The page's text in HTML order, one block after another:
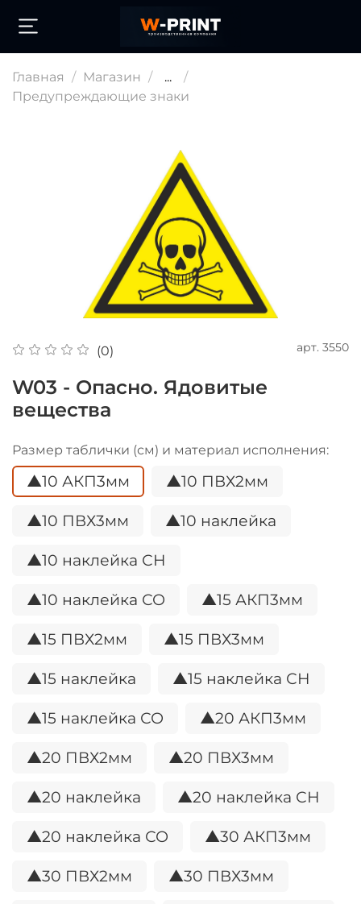
Главная Магазин
...
Предупреждающие знаки
(0) арт. 3550
W03 - Опасно. Ядовитые
вещества
Размер таблички (см) и материал исполнения:
▲10 АКП3мм ▲10 ПВХ2мм
▲10 ПВХ3мм ▲10 наклейка
▲10 наклейка СН
▲10 наклейка СО ▲15 АКП3мм
▲15 ПВХ2мм ▲15 ПВХ3мм
▲15 наклейка ▲15 наклейка СН
▲15 наклейка СО ▲20 АКП3мм
▲20 ПВХ2мм ▲20 ПВХ3мм
▲20 наклейка ▲20 наклейка СН
▲20 наклейка СО ▲30 АКП3мм
▲30 ПВХ2мм ▲30 ПВХ3мм